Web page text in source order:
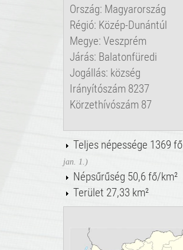
Ország: Magyarország
Régió: Közép-Dunántúl
Megye: Veszprém
Járás: Balatonfüredi
Jogállás: község
Irányítószám 8237
Körzethívószám 87
Teljes népessége 1369 fő
jan. 1.)
Népsűrűség 50,6 fő/km²
Terület 27,33 km²